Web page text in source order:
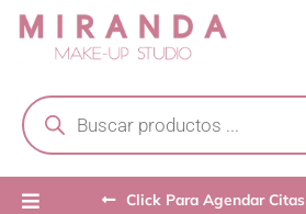
Skip
search
Click Para Agendar Citas